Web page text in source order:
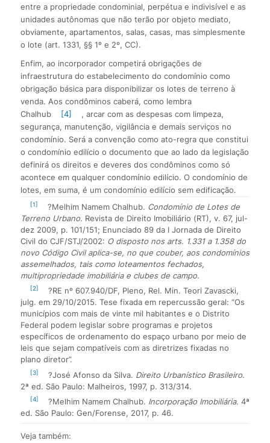
entre a propriedade condominial, perpétua e indivisível e as
unidades autônomas que não terão por objeto mediato,
obviamente, apartamentos, salas, casas, mas simplesmente
o lote (art. 1331, §§ 1º e 2º, CC).
Enfim, ao incorporador competirá obrigações de
infraestrutura do estabelecimento do condomínio como
obrigação básica para disponibilizar os lotes de terreno à
venda. Aos condôminos caberá, como lembra
Chalhub
[4]
, arcar com as despesas com limpeza,
segurança, manutenção, vigilância e demais serviços no
condomínio. Será a convenção como ato-regra que constitui
o condomínio edilício o documento que ao lado da legislação
definirá os direitos e deveres dos condôminos como só
acontece em qualquer condomínio edilício. O condomínio de
lotes, em suma, é um condomínio edilício sem edificação.
[1] ?Melhim Namem Chalhub. Condomínio de Lotes de
Terreno Urbano. Revista de Direito Imobiliário (RT), v. 67, jul-
dez 2009, p. 101/151; Enunciado 89 da I Jornada de Direito
Civil do CJF/STJ/2002: O disposto nos arts. 1.331 a 1.358 do
novo Código Civil aplica-se, no que couber, aos condomínios
assemelhados, tais como loteamentos fechados,
multipropriedade imobiliária e clubes de campo.
[2]
?RE nº 607.940/DF, Pleno, Rel. Min. Teori Zavascki,
julg. em 29/10/2015. Tese fixada em repercussão geral: “Os
municípios com mais de vinte mil habitantes e o Distrito
Federal podem legislar sobre programas e projetos
específicos de ordenamento do espaço urbano por meio de
leis que sejam compatíveis com as diretrizes fixadas no
plano diretor”.
[3] ?José Afonso da Silva. Direito Urbanístico Brasileiro.
2ª ed. São Paulo: Malheiros, 1997, p. 313/314.
[4] ?Melhim Namem Chalhub. Incorporação Imobiliária. 4ª
ed. São Paulo: Gen/Forense, 2017, p. 46.
Veja também: